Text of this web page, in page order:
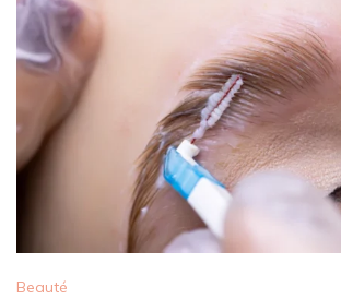
Beauté